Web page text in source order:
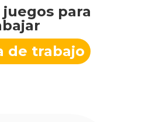
para
de trabajo